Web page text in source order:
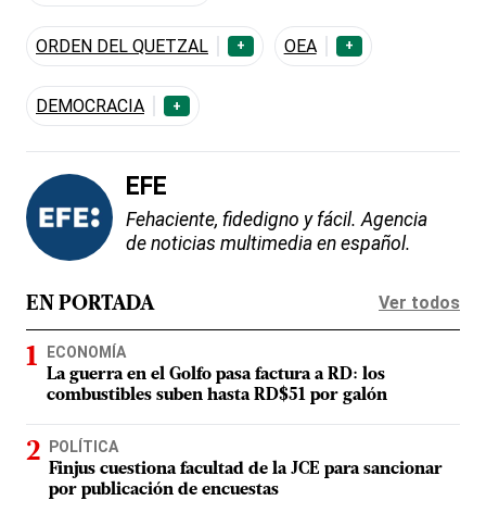
ORDEN DEL QUETZAL + OEA +
DEMOCRACIA +
EFE
Fehaciente, fidedigno y fácil. Agencia
de noticias multimedia en español.
EN PORTADA Ver todos
ECONOMÍA
La guerra en el Golfo pasa factura a RD: los
combustibles suben hasta RD$51 por galón
POLÍTICA
Finjus cuestiona facultad de la JCE para sancionar
por publicación de encuestas